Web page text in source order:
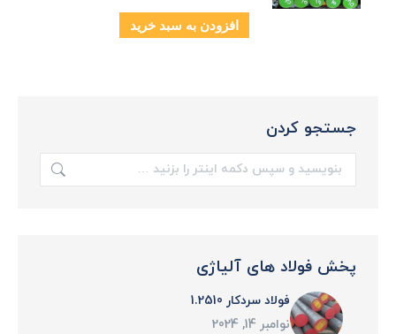
افزودن به سبد خرید
جستجو کردن
جستجو:
پخش فولاد های آلیاژی
فولاد سردکار 1.2510
نوامبر 14, 2024